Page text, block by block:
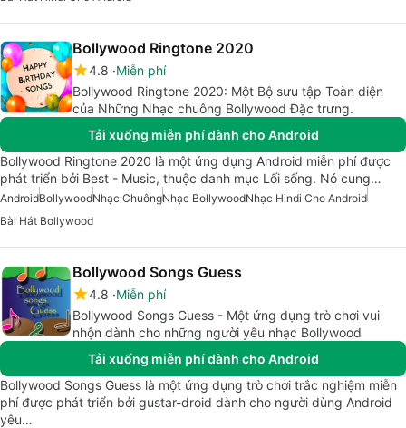
Bollywood Ringtone 2020
4.8 Miễn phí
Bollywood Ringtone 2020: Một Bộ sưu tập Toàn diện
của Những Nhạc chuông Bollywood Đặc trưng.
Tải xuống miễn phí dành cho Android
Bollywood Ringtone 2020 là một ứng dụng Android miễn phí được
phát triển bởi Best - Music, thuộc danh mục Lối sống. Nó cung…
AndroidBollywoodNhạc ChuôngNhạc BollywoodNhạc Hindi Cho Android
Bài Hát Bollywood
Bollywood Songs Guess
4.8 Miễn phí
Bollywood Songs Guess - Một ứng dụng trò chơi vui
nhộn dành cho những người yêu nhạc Bollywood
Tải xuống miễn phí dành cho Android
Bollywood Songs Guess là một ứng dụng trò chơi trắc nghiệm miễn
phí được phát triển bởi gustar-droid dành cho người dùng Android
yêu…